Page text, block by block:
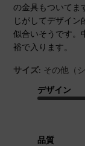
の金具もついてま
じがしてデザイン
似合いそうです。
裕で入ります。
サイズ: その他（
デザイン
品質